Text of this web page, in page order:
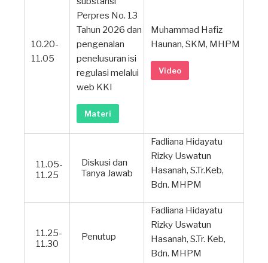
10.20-
11.05
Perpres No. 13
Tahun 2026 dan
pengenalan
penelusuran isi
regulasi melalui
web KKI
Materi
Muhammad Hafiz
Haunan, SKM, MHPM
Video
11.05-
11.25
Diskusi dan
Tanya Jawab
Fadliana Hidayatu
Rizky Uswatun
Hasanah, S.Tr.Keb,
Bdn. MHPM
11.25-
11.30
Penutup
Fadliana Hidayatu
Rizky Uswatun
Hasanah, S.Tr. Keb,
Bdn. MHPM